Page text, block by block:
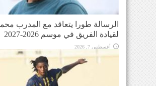
الرسالة طورا يتعاقد مع المدرب
لقيادة الفريق في موسم 2026-2027
أغسطس 7, 2026